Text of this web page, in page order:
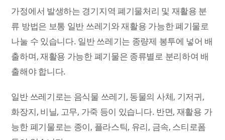
가정에서 발생하는 경기지역 폐기물처리 및 재활용 분
류 방법은 보통 일반 쓰레기와 재활용 가능한 폐기물로
나눌 수 있습니다. 일반 쓰레기는 종량제 봉투에 넣어 배
출하며, 재활용 가능한 폐기물은 종류별로 분리하여 배
출해야 합니다.
일반 쓰레기로는 음식물 쓰레기, 동물의 사체, 기저귀,
화장지, 비닐, 고무, 가죽 등이 있습니다. 반면, 재활용 가
능한 폐기물로는 종이, 플라스틱, 유리, 금속, 스티로폼